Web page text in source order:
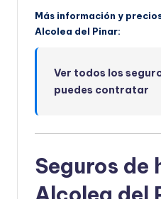
Más información y
Alcolea del Pinar:
Ver todos los
puedes contratar
Seguros de